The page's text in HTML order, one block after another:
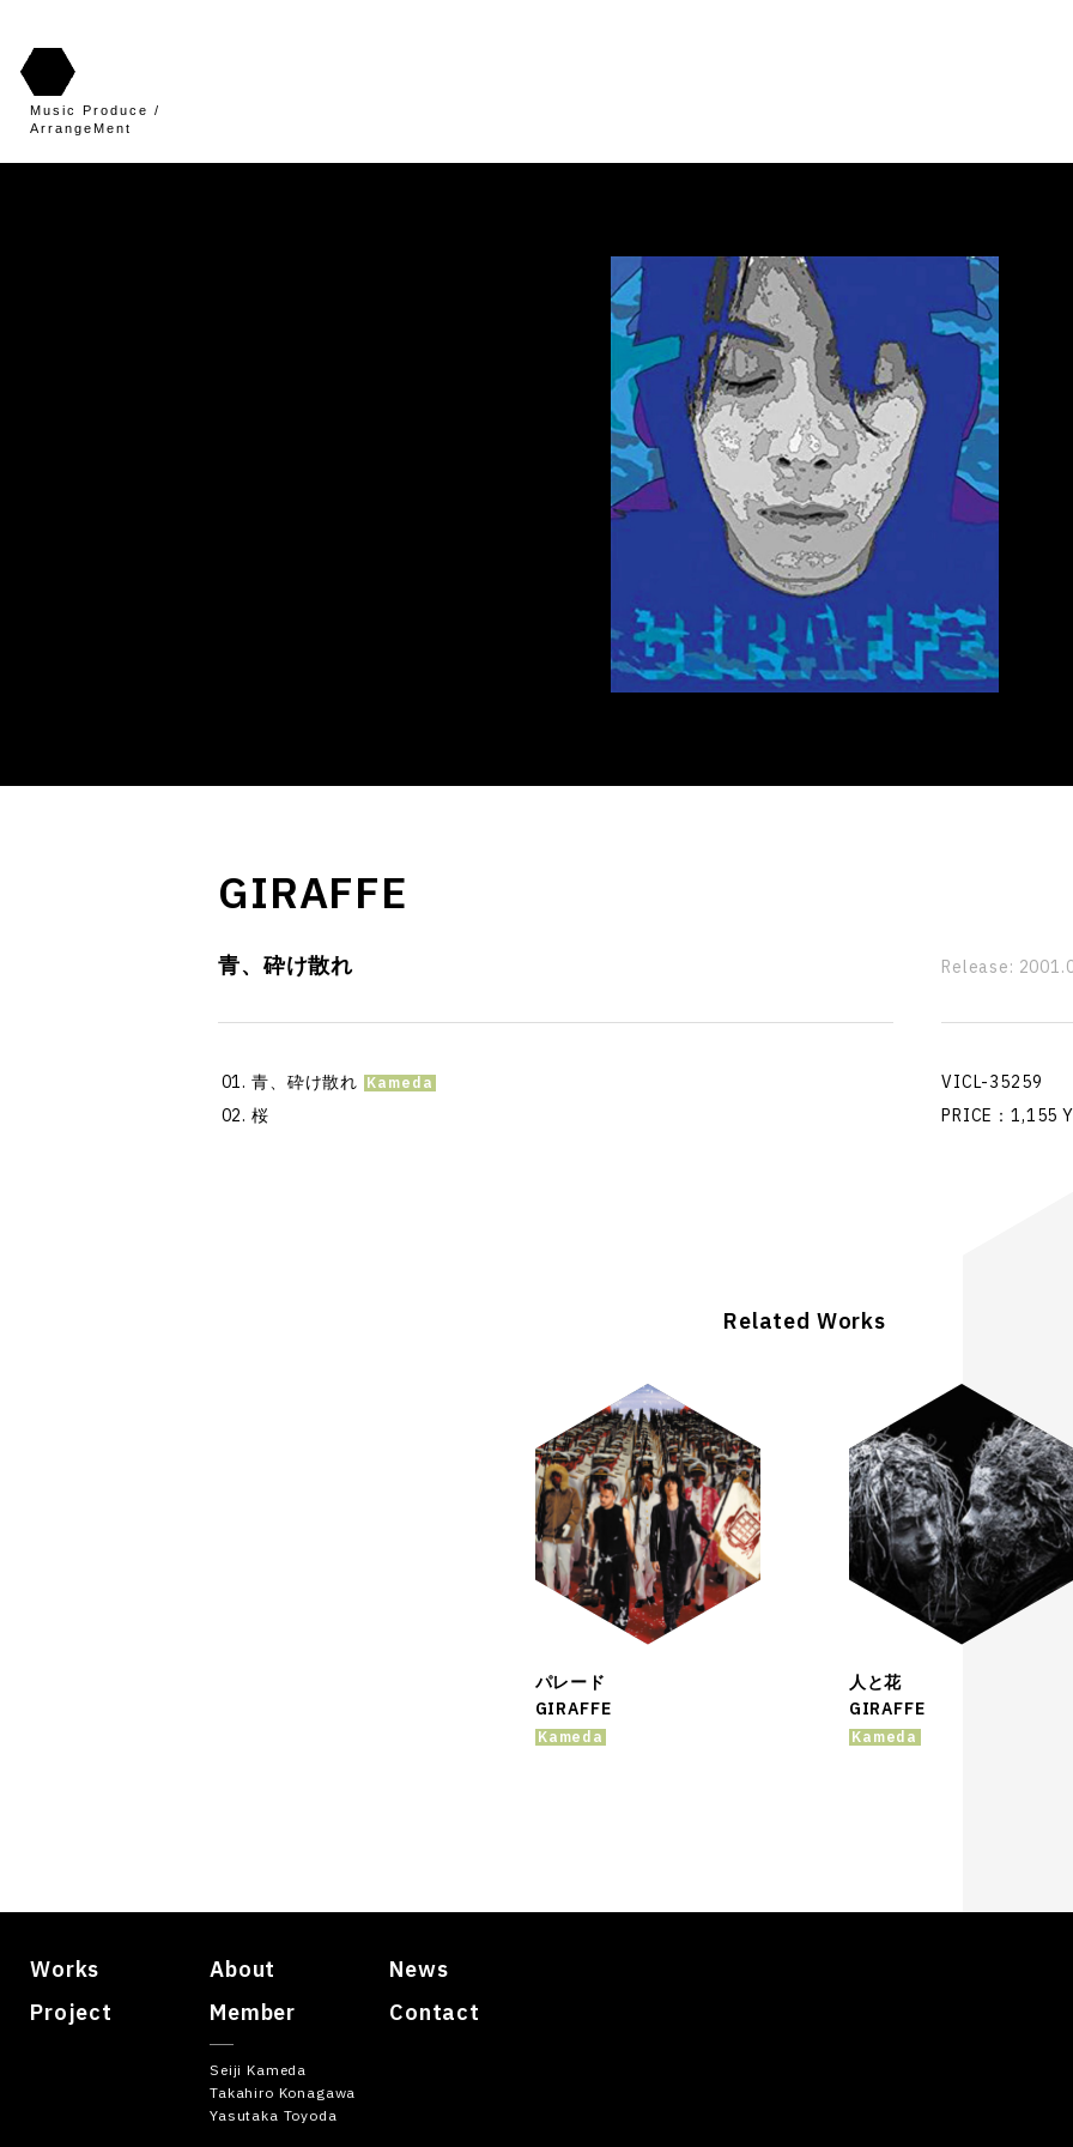
GIRAFFE
青、砕け散れ Release:
青、砕け散れ
桜
VICL-35259
PRICE：1,155
Related Works
パレード
GIRAFFE
Kameda
人と花
GIRAFFE
Kameda
Works About
News
Project
Member
Seiji Kameda
Takahiro Konagawa
Yasutaka Toyoda
Contact